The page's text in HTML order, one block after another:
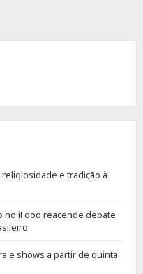
religiosidade e tradição à
no iFood reacende debate
e shows a partir de quinta